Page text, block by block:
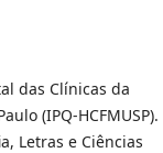
das Clínicas da
(IPQ-HCFMUSP).
Letras e Ciências